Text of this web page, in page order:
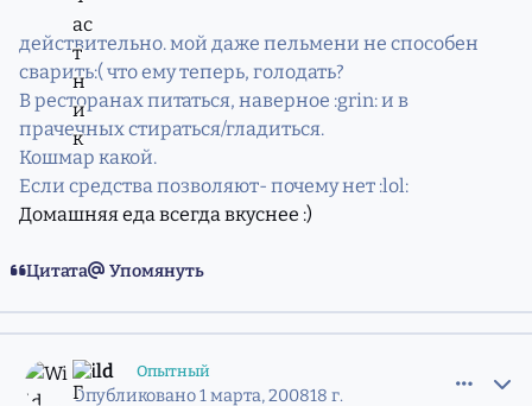
действительно. мой даже пельмени не способен
сварить:( что ему теперь, голодать?
В ресторанах питаться, наверное :grin: и в
прачечных стираться/гладиться.
Кошмар какой.
Если средства позволяют- почему нет :lol:
Домашняя еда всегда вкуснее :)
Цитата Упомянуть
Wild Опытный
Опубликовано1 марта, 200818 г.